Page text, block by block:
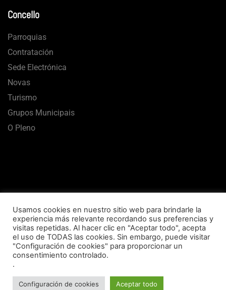
Concello
Parroquias
Contratación
Sede Electrónica
Novas
Turismo
Grupos Municipais
O Pleno
Aviso Legal Termos de usoPolítica de Privacidade
Política de CookiesMapa Web
Concello de Vilalba © 2020 Todos los derechos reservados
Usamos cookies en nuestro sitio web para brindarle la
experiencia más relevante recordando sus preferencias y
visitas repetidas. Al hacer clic en "Aceptar todo", acepta
el uso de TODAS las cookies. Sin embargo, puede visitar
"Configuración de cookies" para proporcionar un
consentimiento controlado.
.
Configuración de cookies Aceptar todo